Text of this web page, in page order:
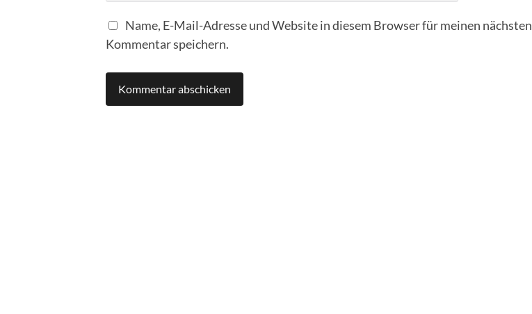
Name, E-Mail-Adresse und Website in diesem Browser für meinen nächsten
Kommentar speichern.